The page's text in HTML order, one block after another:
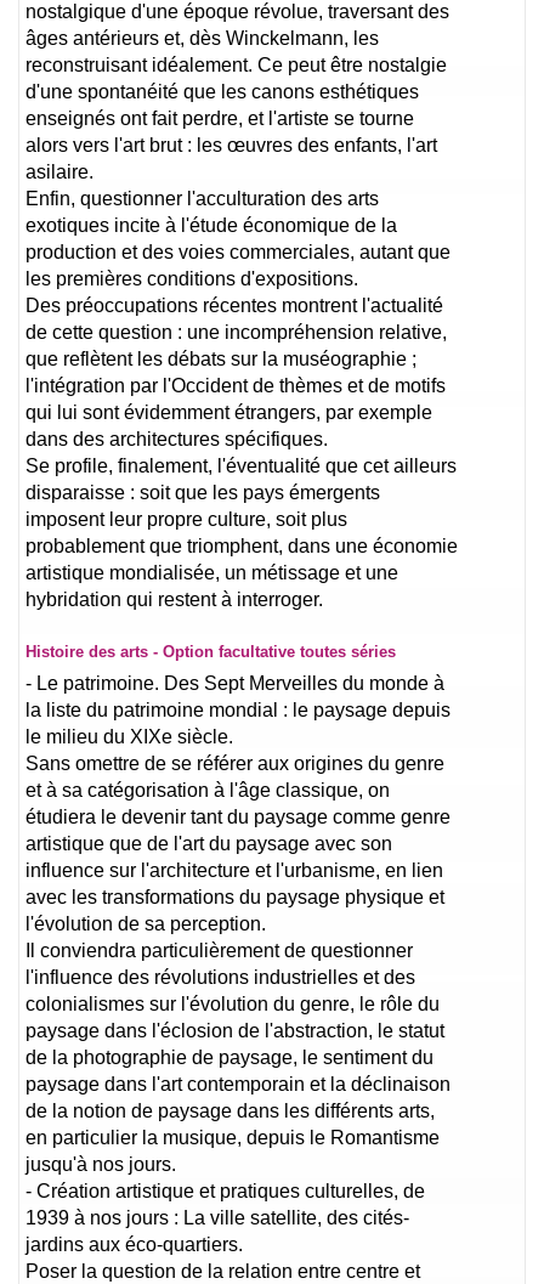
nostalgique d'une époque révolue, traversant des
âges antérieurs et, dès Winckelmann, les
reconstruisant idéalement. Ce peut être nostalgie
d'une spontanéité que les canons esthétiques
enseignés ont fait perdre, et l'artiste se tourne
alors vers l'art brut : les œuvres des enfants, l'art
asilaire.
Enfin, questionner l'acculturation des arts
exotiques incite à l'étude économique de la
production et des voies commerciales, autant que
les premières conditions d'expositions.
Des préoccupations récentes montrent l'actualité
de cette question : une incompréhension relative,
que reflètent les débats sur la muséographie ;
l'intégration par l'Occident de thèmes et de motifs
qui lui sont évidemment étrangers, par exemple
dans des architectures spécifiques.
Se profile, finalement, l'éventualité que cet ailleurs
disparaisse : soit que les pays émergents
imposent leur propre culture, soit plus
probablement que triomphent, dans une économie
artistique mondialisée, un métissage et une
hybridation qui restent à interroger.
Histoire des arts - Option facultative toutes séries
- Le patrimoine. Des Sept Merveilles du monde à
la liste du patrimoine mondial : le paysage depuis
le milieu du XIXe siècle.
Sans omettre de se référer aux origines du genre
et à sa catégorisation à l'âge classique, on
étudiera le devenir tant du paysage comme genre
artistique que de l'art du paysage avec son
influence sur l'architecture et l'urbanisme, en lien
avec les transformations du paysage physique et
l'évolution de sa perception.
Il conviendra particulièrement de questionner
l'influence des révolutions industrielles et des
colonialismes sur l'évolution du genre, le rôle du
paysage dans l'éclosion de l'abstraction, le statut
de la photographie de paysage, le sentiment du
paysage dans l'art contemporain et la déclinaison
de la notion de paysage dans les différents arts,
en particulier la musique, depuis le Romantisme
jusqu'à nos jours.
- Création artistique et pratiques culturelles, de
1939 à nos jours : La ville satellite, des cités-
jardins aux éco-quartiers.
Poser la question de la relation entre centre et